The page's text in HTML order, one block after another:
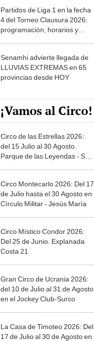
Partidos de Liga 1 en la fecha
4 del Torneo Clausura 2026:
programación, horarios y
Senamhi advierte llegada de
LLUVIAS EXTREMAS en 65
provincias desde HOY
¡Vamos al Circo!
Circo de las Estrellas 2026:
del 15 Julio al 30 Agosto.
Parque de las Leyendas - San
Circo Montecarlo 2026: Del 17
de Julio hasta el 30 Agosto en
Círculo Militar - Jesús María
Circo Místico Condor 2026:
Del 25 de Junio. Explanada
Costa 21
Gran Circo de Ucrania 2026:
del 10 de Julio al 31 de Agosto
en el Jockey Club-Surco
La Casa de Timoteo 2026: Del
17 de Julio al 30 de Agosto en